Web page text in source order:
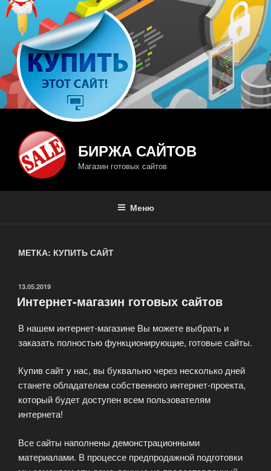
Перейти
содержимому
БИРЖА САЙТОВ
Магазин готовых сайтов
Меню
МЕТКА: КУПИТЬ САЙТ
ОПУБЛИКОВАНО
13.05.2019
Интернет-магазин готовых сайтов
В нашем интернет-магазине Вы можете выбрать и
заказать полностью функционирующие, готовые сайты.
Купив сайт у нас, вы буквально через несколько дней
станете обладателем собственного интернет-проекта,
который будет доступен всем пользователям
интернета!
Все сайты наполнены демонстрационными
материалами. В процессе предпродажной подготовки